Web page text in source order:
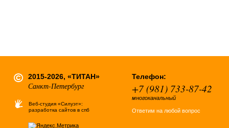
2015-2026, «ТИТАН»
Санкт-Петербург
Веб-студия «Силуэт»:
разработка сайтов в спб
Телефон:
+7 (981) 733-87-42
многоканальный
Ответим на любой вопрос